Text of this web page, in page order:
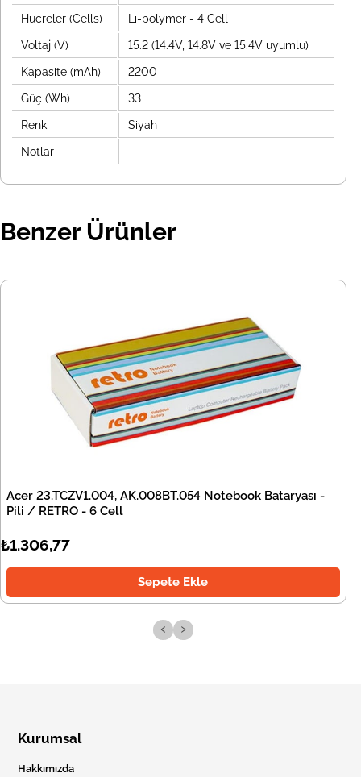
Hücreler (Cells) Li-polymer - 4 Cell
Voltaj (V) 15.2 (14.4V, 14.8V ve 15.4V uyumlu)
Kapasite (mAh) 2200
Güç (Wh) 33
Renk Siyah
Notlar
Benzer Ürünler
Acer 23.TCZV1.004, AK.008BT.054 Notebook Bataryası -
Pili / RETRO - 6 Cell
₺1.306,77
Sepete Ekle
‹ ›
Kurumsal
Hakkımızda